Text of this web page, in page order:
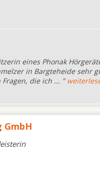
eines Phonak
in Bargteheide sehr
die ich ... "